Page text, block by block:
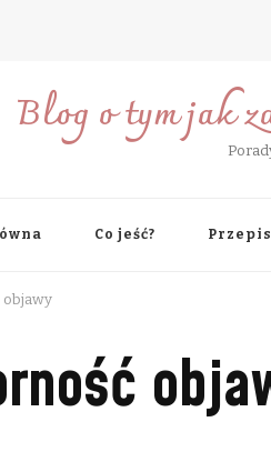
Blog o tym jak
Co jeść?